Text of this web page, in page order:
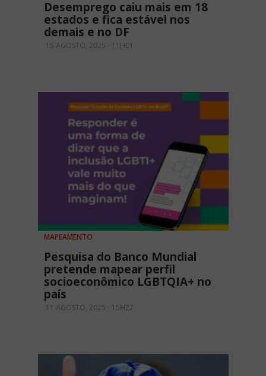
Desemprego caiu mais em 18
estados e fica estável nos
demais e no DF
15 AGOSTO, 2025 - 11H01
MAPEAMENTO
Pesquisa do Banco Mundial
pretende mapear perfil
socioeconômico LGBTQIA+ no
país
11 AGOSTO, 2025 - 15H27